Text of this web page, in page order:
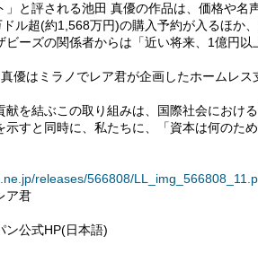
」と評される池田 真優の作品は、価格や名
ル超(約1,568万円)の購入予約が入るほか
ーズの関係者からは「近い将来、1億円以
優はミラノでレア君が企画したホームレ
献を結ぶこの取り組みは、国際社会におけ
示すと同時に、私たちに、「資本は何のた
releases/566808/
ア君
ン公式HP(日本語)